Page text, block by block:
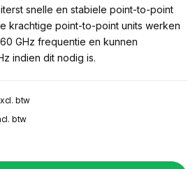
snelle en stabiele point-to-point
krachtige point-to-point units werken
GHz frequentie en kunnen
indien dit nodig is.
btw
btw